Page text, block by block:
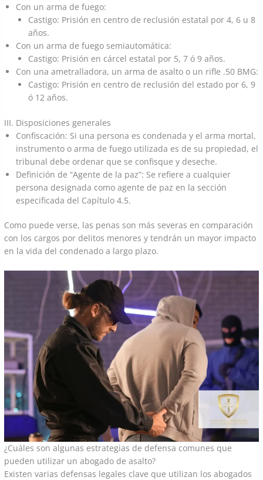
Con un arma de fuego:
Castigo: Prisión en centro de reclusión estatal por 4, 6 u 8
años.
Con un arma de fuego semiautomática:
Castigo: Prisión en cárcel estatal por 5, 7 ó 9 años.
Con una ametralladora, un arma de asalto o un rifle .50 BMG:
Castigo: Prisión en centro de reclusión del estado por 6, 9
ó 12 años.
III. Disposiciones generales
Confiscación: Si una persona es condenada y el arma mortal,
instrumento o arma de fuego utilizada es de su propiedad, el
tribunal debe ordenar que se confisque y deseche.
Definición de “Agente de la paz”: Se refiere a cualquier
persona designada como agente de paz en la sección
especificada del Capítulo 4.5.
Como puede verse, las penas son más severas en comparación
con los cargos por delitos menores y tendrán un mayor impacto
en la vida del condenado a largo plazo.
¿Cuáles son algunas estrategias de defensa comunes que
pueden utilizar un abogado de asalto?
Existen varias defensas legales clave que utilizan los abogados